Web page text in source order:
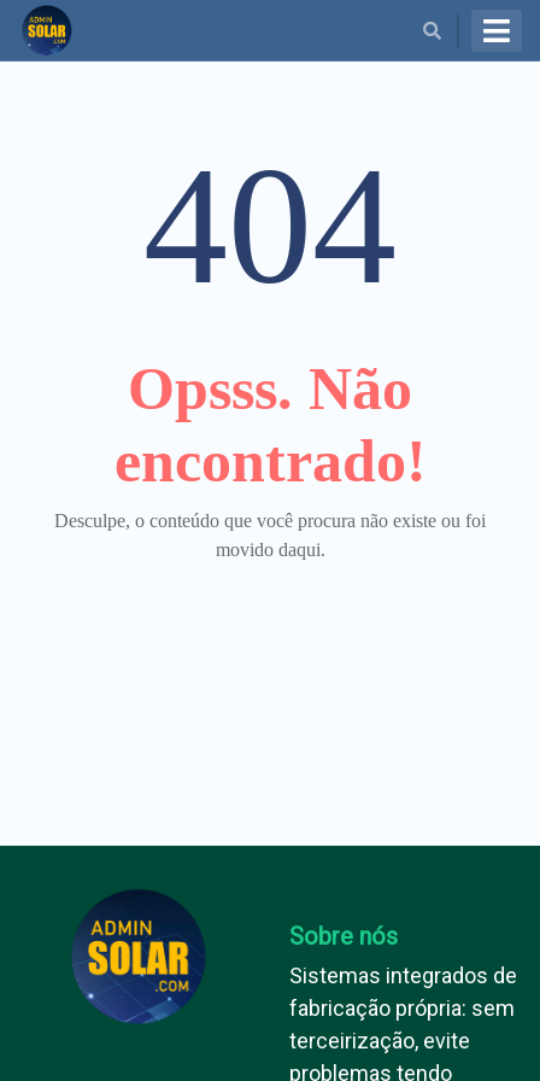
404
Opsss. Não
encontrado!
Desculpe, o conteúdo que você procura não existe ou foi
movido daqui.
Sobre nós
Sistemas integrados de
fabricação própria: sem
terceirização, evite
problemas tendo